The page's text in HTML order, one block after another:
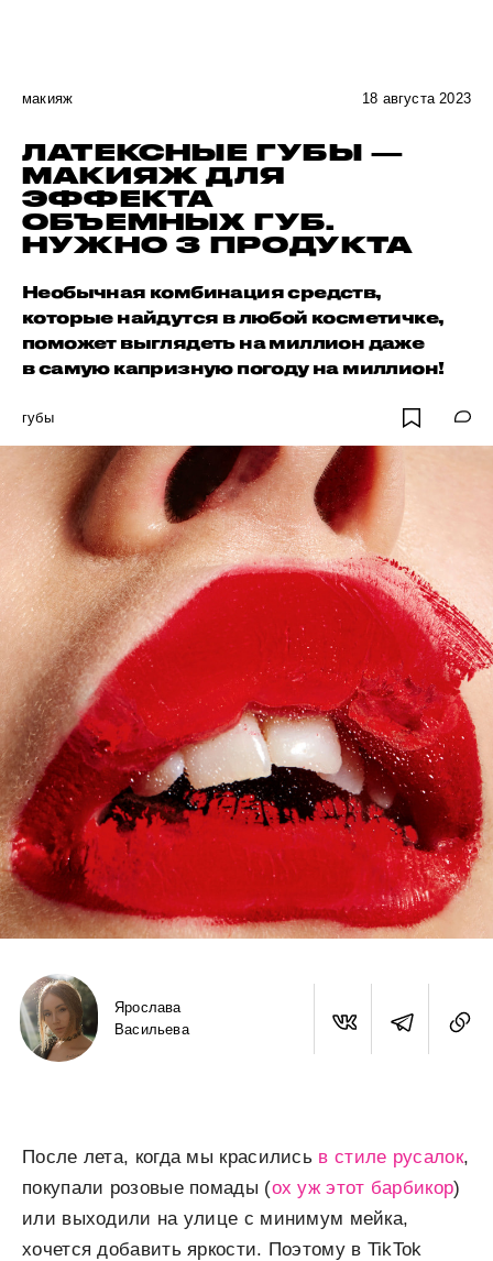
макияж 18 августа 2023
ЛАТЕКСНЫЕ ГУБЫ —
МАКИЯЖ ДЛЯ
ЭФФЕКТА
ОБЪЕМНЫХ ГУБ.
НУЖНО 3 ПРОДУКТА
Необычная комбинация средств,
которые найдутся в любой косметичке,
поможет выглядеть на миллион даже
в самую капризную погоду на миллион!
губы
Ярослава
Васильева
После лета, когда мы красились в стиле русалок,
покупали розовые помады (ох уж этот барбикор)
или выходили на улице с минимум мейка,
хочется добавить яркости. Поэтому в TikTok